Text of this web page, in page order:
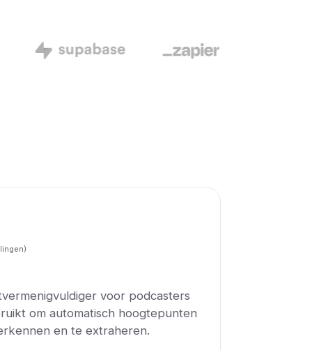
voor podcasters
om automatisch hoogtepunten
en te extraheren.